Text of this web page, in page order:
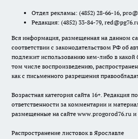
Отдел рекламы: (4852) 28-66-16,
Редакция: (4852) 33-84-79,
Вся информация, размещенная на данном
соответствии с законодательством РФ об
подлежит использованию кем-либо в
том числе воспроизведению,
как с письменного разрешения
Возрастная категория сайта 16+. Редакция
ответственности за комментарии и
размещенные на сайте www.progorod76.ru и
Распространение листовок в Ярославле